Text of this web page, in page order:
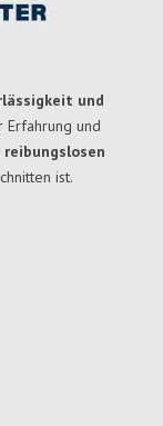
und
und
reibungslosen
ist.